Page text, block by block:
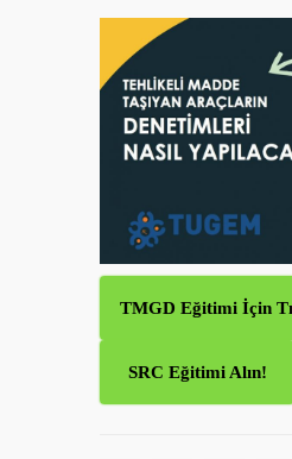
TMGD Eğitimi İçin
SRC Eğitimi Alın!